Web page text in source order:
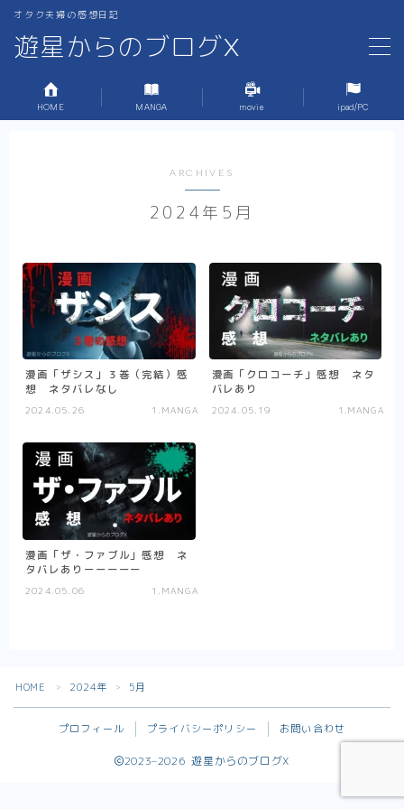
遊星からのブログX
オタク夫婦の感想日記
MENU
ホーム
3.iPad,PC周り,ガジェット
4.サブスク・漫画アプリ
5.ブログの作り方
HOME MANGA movie ipad/PC
ARCHIVES
2024年5月
漫画「ザシス」３巻（完結）感
想 ネタバレなし
2024.05.26 1.MANGA
漫画「クロコーチ」感想 ネタ
バレあり
2024.05.19 1.MANGA
漫画「ザ・ファブル」感想 ネ
タバレありーーーーー
2024.05.06 1.MANGA
HOME ＞ 2024年 ＞ 5月
プロフィール プライバシーポリシー お問い合わせ
2023–2026 遊星からのブログX